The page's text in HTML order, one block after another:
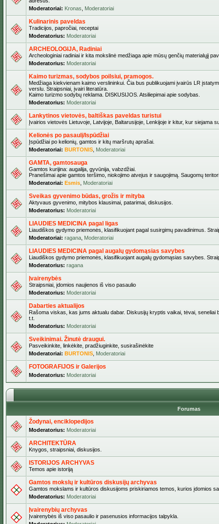
Moderatoriai: Kronas Moderatoriai
Kulinarinis paveldas
Tradicijos, papročiai, receptai
Moderatorius: Moderatoriai
ARCHEOLOGIJA, Radiniai
Archeologiniai radiniai ir kita mokslinė medžiaga apie mūsų genčių materialųjį
Moderatorius: Moderatoriai
Kaimo turizmas, sodybos poilsiui, pramogos.
Medžiaga kiekvienam kaimo verslininkui. Čia bus publikuojami įvairūs LR
verslu. Straipsniai, įvairi literatūra.
Kaimo turizmo sodybų reklama. DISKUSIJOS. Atsiliepimai apie sodybas.
Moderatorius: Moderatoriai
Lankytinos vietovės, baltiškas paveldas turistui
Įvairios vietovės Lietuvoje, Latvijoje, Baltarusijoje, Lenkijoje ir kitur, kur siejama
Kelionės po pasaulį/Ispūdžiai
Įspūdžiai po kelionių, gamtos ir kitų maršrutų aprašai.
Moderatoriai: BURTONIS Moderatoriai
GAMTA, gamtosauga
Gamtos kurijina: augalija, gyvūnija, vabzdžiai.
Pranešimai apie gamtos teršimo, niokojimo atvejus ir saugojimą. Saugomų
Moderatoriai: Esmis Moderatoriai
Sveikas gyvenimo būdas, grožis ir mityba
Aktyvaus gyvenimo, mitybos klausimai, patarimai, diskusijos.
Moderatorius: Moderatoriai
LIAUDIES MEDICINA pagal ligas
Liaudiškos gydymo priemonės, klasifikuojant pagal susirgimų pavadinimus.
Moderatoriai: ragana Moderatoriai
LIAUDIES MEDICINA pagal augalų gydomąsias savybes
Liaudiškos gydymo priemonės, klasifikuojant augalų gydomąsias savybes.
Moderatorius: ragana
Įvairenybės
Straipsniai, įdomios naujienos iš viso pasaulio
Moderatorius: Moderatoriai
Dabarties aktualijos
Rašoma viskas, kas jums aktualu dabar. Diskusijų kryptis vaikai, tėvai, seneliai
t.t.
Moderatorius: Moderatoriai
Sveikinimai. Žinutė draugui.
Pasveikinkite, linkėkite, pradžiuginkite, susirašinėkite
Moderatoriai: BURTONIS Moderatoriai
FOTOGRAFIJOS ir Galerijos
Moderatorius: Moderatoriai
Forumas
Žodynai, enciklopedijos
Moderatorius: Moderatoriai
ARCHITEKTŪRA
Knygos, straipsniai, diskusijos.
ISTORIJOS ARCHYVAS
Temos apie istoriją
Gamtos mokslų ir kultūros diskusijų archyvas
Gamtos mokslams ir kultūros diskusijoms priskiriamos temos, kurios įdomios
Moderatorius: Moderatoriai
Įvairenybių archyvas
Įvairenybės iš viso pasaulio ir pasenusios informacijos talpykla.